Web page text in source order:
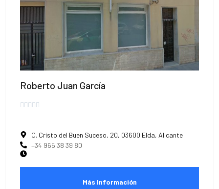
Roberto Juan García
    
C. Cristo del Buen Suceso, 20, 03600 Elda, Alicante
+34 965 38 39 80
Más Información